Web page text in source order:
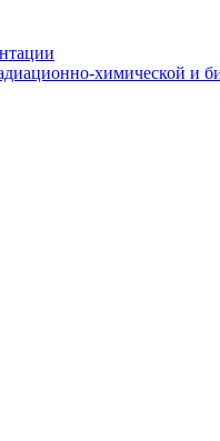
химической и